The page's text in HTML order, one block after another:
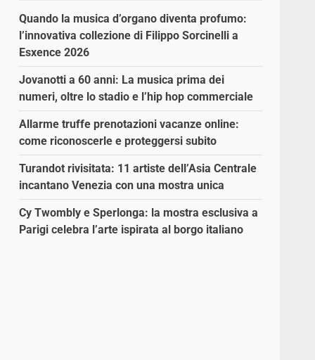
Quando la musica d’organo diventa profumo:
l’innovativa collezione di Filippo Sorcinelli a
Esxence 2026
Jovanotti a 60 anni: La musica prima dei
numeri, oltre lo stadio e l’hip hop commerciale
Allarme truffe prenotazioni vacanze online:
come riconoscerle e proteggersi subito
Turandot rivisitata: 11 artiste dell’Asia Centrale
incantano Venezia con una mostra unica
Cy Twombly e Sperlonga: la mostra esclusiva a
Parigi celebra l’arte ispirata al borgo italiano